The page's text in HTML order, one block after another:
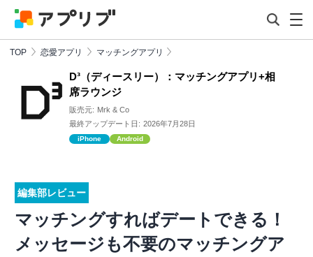
TOP 恋愛アプリ マッチングアプリ
D³（ディースリー）：マッチングアプリ+相
席ラウンジ
販売元: Mrk & Co
最終アップデート日: 2026年7月28日
iPhone Android
編集部レビュー
マッチングすればデートできる！
メッセージも不要のマッチングア